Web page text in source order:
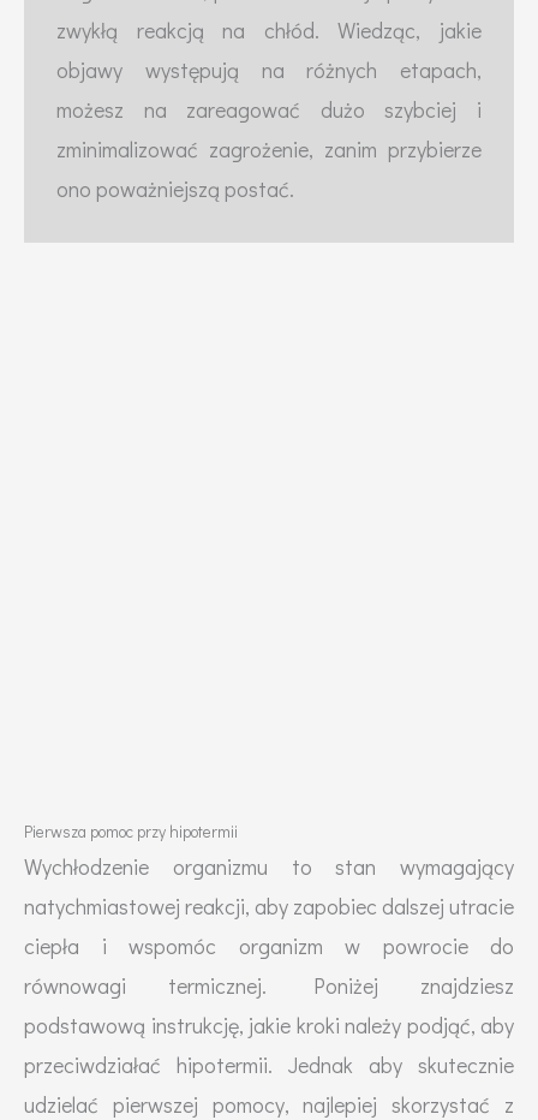
zwykłą reakcją na chłód. Wiedząc, jakie
objawy występują na różnych etapach,
możesz na zareagować dużo szybciej i
zminimalizować zagrożenie, zanim przybierze
ono poważniejszą postać.
Pierwsza pomoc przy hipotermii
Wychłodzenie organizmu to stan wymagający
natychmiastowej reakcji, aby zapobiec dalszej utracie
ciepła i wspomóc organizm w powrocie do
równowagi termicznej. Poniżej znajdziesz
podstawową instrukcję, jakie kroki należy podjąć, aby
przeciwdziałać hipotermii. Jednak aby skutecznie
udzielać pierwszej pomocy, najlepiej skorzystać z